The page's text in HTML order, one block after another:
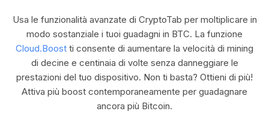
Usa le funzionalità avanzate di CryptoTab per moltiplicare in
modo sostanziale i tuoi guadagni in BTC. La funzione
Cloud.Boost ti consente di aumentare la velocità di mining
di decine e centinaia di volte senza danneggiare le
prestazioni del tuo dispositivo. Non ti basta? Ottieni di più!
Attiva più boost contemporaneamente per guadagnare
ancora più Bitcoin.